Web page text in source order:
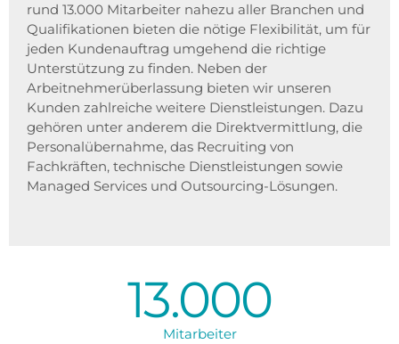
rund 13.000 Mitarbeiter nahezu aller Branchen und
Qualifikationen bieten die nötige Flexibilität, um für
jeden Kundenauftrag umgehend die richtige
Unterstützung zu finden. Neben der
Arbeitnehmerüberlassung bieten wir unseren
Kunden zahlreiche weitere Dienstleistungen. Dazu
gehören unter anderem die Direktvermittlung, die
Personalübernahme, das Recruiting von
Fachkräften, technische Dienstleistungen sowie
Managed Services und Outsourcing-Lösungen.
13.000
Mitarbeiter